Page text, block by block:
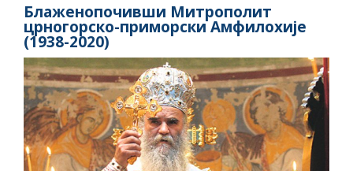
Блаженопочивши Митрополит
црногорско-приморски Амфилохије
(1938-2020)